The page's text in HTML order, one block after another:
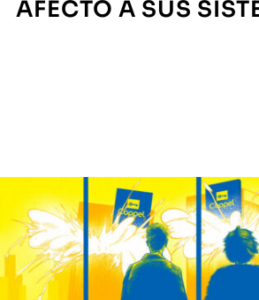
AFECTÓ A SUS